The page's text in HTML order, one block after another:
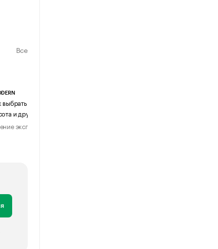
Все
выбрать журнальный столик:
и другие ключевые параметры
эксперта